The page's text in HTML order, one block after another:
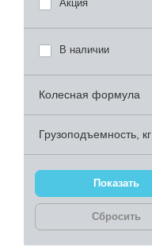
Акция
В наличии
Колесная формула
Грузоподъемность, кг
Сбросить